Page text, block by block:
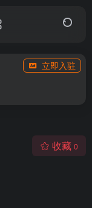
立即入驻
收藏 0